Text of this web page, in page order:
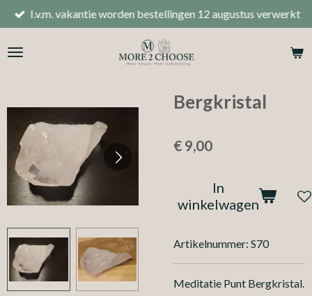
Ga
direct
naar
I.v.m. vakantie worden bestellingen 12 augustus verwerkt
Bergkristal
€ 9,00
In
winkelwagen
Artikelnummer: S70
Meditatie Punt Bergkristal.